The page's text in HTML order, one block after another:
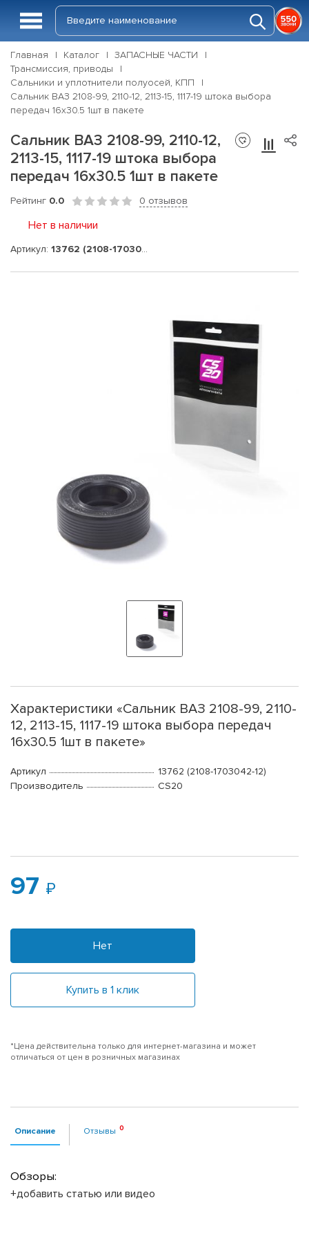
Главная Каталог
ЗАПАСНЫЕ ЧАСТИ
Трансмиссия, приводы
Сальники и уплотнители полуосей, КПП
Сальник ВАЗ 2108-99, 2110-12, 2113-15, 1117-19 штока выбора
передач 16х30.5 1шт в пакете
Сальник ВАЗ 2108-99, 2110-12,
2113-15, 1117-19 штока выбора
передач 16х30.5 1шт в пакете
Рейтинг 0.0 0 отзывов
Нет в наличии
Артикул: 13762 (2108-1703042-12)
Характеристики «Сальник ВАЗ 2108-99, 2110-
12, 2113-15, 1117-19 штока выбора передач
16х30.5 1шт в пакете»
Артикул
13762 (2108-1703042-12)
Производитель
CS20
97
Нет
Купить в 1 клик
*Цена действительна только для интернет-магазина и может
отличаться от цен в розничных магазинах
Описание Отзывы
Обзоры:
+добавить статью или видео